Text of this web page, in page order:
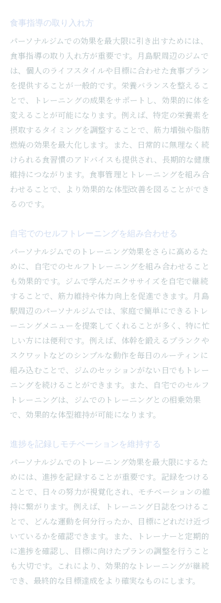
食事指導の取り入れ方
パーソナルジムでの効果を最大限に引き出すためには、
食事指導の取り入れ方が重要です。月島駅周辺のジムで
は、個人のライフスタイルや目標に合わせた食事プラン
を提供することが一般的です。栄養バランスを整えるこ
とで、トレーニングの成果をサポートし、効果的に体を
変えることが可能になります。例えば、特定の栄養素を
摂取するタイミングを調整することで、筋力増強や脂肪
燃焼の効果を最大化します。また、日常的に無理なく続
けられる食習慣のアドバイスも提供され、長期的な健康
維持につながります。食事管理とトレーニングを組み合
わせることで、より効果的な体型改善を図ることができ
るのです。
自宅でのセルフトレーニングを組み合わせる
パーソナルジムでのトレーニング効果をさらに高めるた
めに、自宅でのセルフトレーニングを組み合わせること
も効果的です。ジムで学んだエクササイズを自宅で継続
することで、筋力維持や体力向上を促進できます。月島
駅周辺のパーソナルジムでは、家庭で簡単にできるトレ
ーニングメニューを提案してくれることが多く、特に忙
しい方には便利です。例えば、体幹を鍛えるプランクや
スクワットなどのシンプルな動作を毎日のルーティンに
組み込むことで、ジムのセッションがない日でもトレー
ニングを続けることができます。また、自宅でのセルフ
トレーニングは、ジムでのトレーニングとの相乗効果
で、効果的な体型維持が可能になります。
進捗を記録しモチベーションを維持する
パーソナルジムでのトレーニング効果を最大限にするた
めには、進捗を記録することが重要です。記録をつける
ことで、日々の努力が視覚化され、モチベーションの維
持に繋がります。例えば、トレーニング日誌をつけるこ
とで、どんな運動を何分行ったか、目標にどれだけ近づ
いているかを確認できます。また、トレーナーと定期的
に進捗を確認し、目標に向けたプランの調整を行うこと
も大切です。これにより、効果的なトレーニングが継続
でき、最終的な目標達成をより確実なものにします。